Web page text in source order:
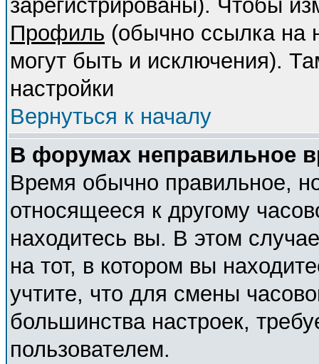
зарегистрированы). Чтобы
Профиль (обычно ссылка на
могут быть и исключения).
настройки
Вернуться к началу
В форумах неправильное
Время обычно правильное,
относящееся к другому
находитесь вы. В этом
на тот, в котором вы
учтите, что для смены
большинства настроек,
пользователем.